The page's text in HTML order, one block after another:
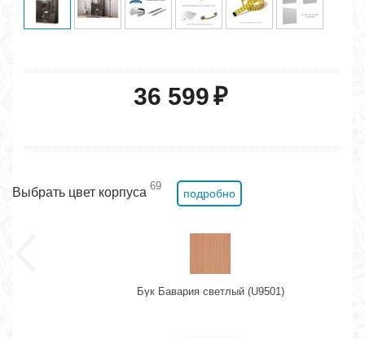
36 599₽
Выбрать цвет корпуса 69
подробно
Бук Бавария светлый (U9501)